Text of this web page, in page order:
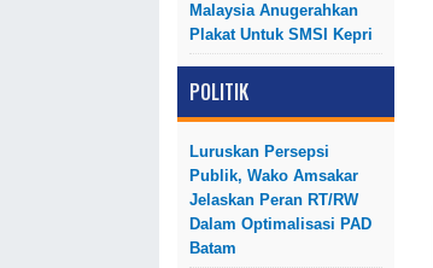
Malaysia Anugerahkan
Plakat Untuk SMSI Kepri
POLITIK
Luruskan Persepsi
Publik, Wako Amsakar
Jelaskan Peran RT/RW
Dalam Optimalisasi PAD
Batam